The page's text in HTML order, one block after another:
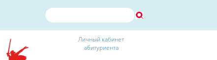
Личный кабинет
абитуриента